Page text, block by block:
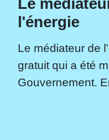
Le
l'énergie
Le médiateur de
gratuit qui a été
Gouvernement.